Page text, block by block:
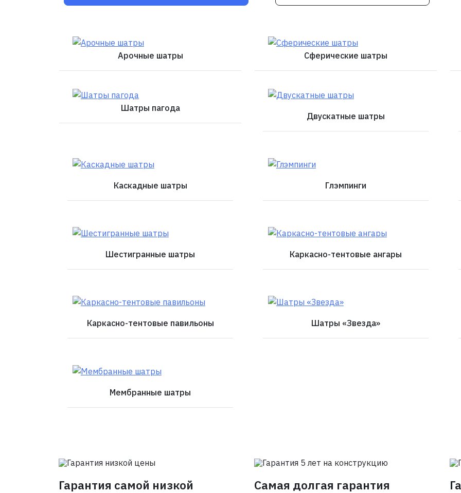
Арочные шатры Сферические шатры
Шатры пагода
Двускатные шатры
Каскадные шатры Глэмпинги
Шестигранные шатры Каркасно-тентовые ангары
Каркасно-тентовые павильоны Шатры «Звезда»
Мембранные шатры
Гарантия самой низкой
Самая долгая гарантия